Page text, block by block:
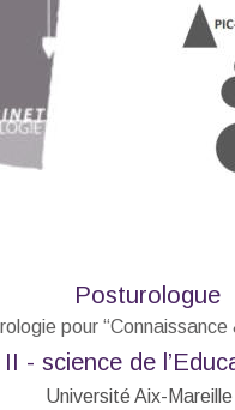
Posturologue
pour
- science de
Université Aix-